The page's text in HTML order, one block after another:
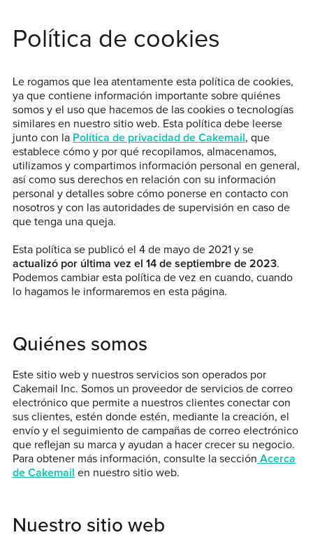
Política de cookies
Le rogamos que lea atentamente esta política de cookies,
ya que contiene información importante sobre quiénes
somos y el uso que hacemos de las cookies o tecnologías
similares en nuestro sitio web. Esta política debe leerse
junto con la Política de privacidad de Cakemail , que
establece cómo y por qué recopilamos, almacenamos,
utilizamos y compartimos información personal en general,
así como sus derechos en relación con su información
personal y detalles sobre cómo ponerse en contacto con
nosotros y con las autoridades de supervisión en caso de
que tenga una queja.
Esta política se publicó el 4 de mayo de 2021 y se
actualizó por última vez el 14 de septiembre de 2023.
Podemos cambiar esta política de vez en cuando, cuando
lo hagamos le informaremos en esta página.
Quiénes somos
Este sitio web y nuestros servicios son operados por
Cakemail Inc. Somos un proveedor de servicios de correo
electrónico que permite a nuestros clientes conectar con
sus clientes, estén donde estén, mediante la creación, el
envío y el seguimiento de campañas de correo electrónico
que reflejan su marca y ayudan a hacer crecer su negocio.
Para obtener más información, consulte la sección Acerca
de Cakemail en nuestro sitio web.
Nuestro sitio web